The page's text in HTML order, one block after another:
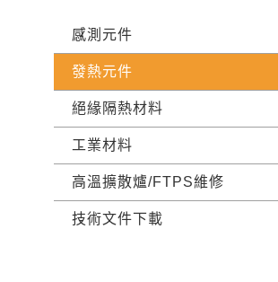
感測元件
發熱元件
絕緣隔熱材料
工業材料
高溫擴散爐/FTPS維修
技術文件下載